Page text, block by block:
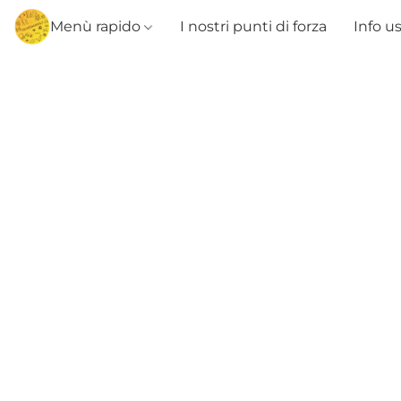
Menù rapido I nostri punti di forza Info